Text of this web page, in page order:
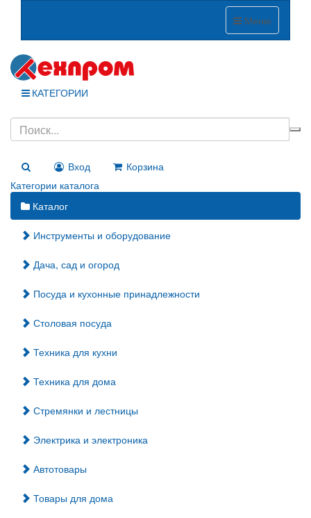
Меню
КАТЕГОРИИ
Вход
Корзина
Категории каталога
Каталог
Инструменты и оборудование
Дача, сад и огород
Посуда и кухонные принадлежности
Столовая посуда
Техника для кухни
Техника для дома
Стремянки и лестницы
Электрика и электроника
Автотовары
Товары для дома